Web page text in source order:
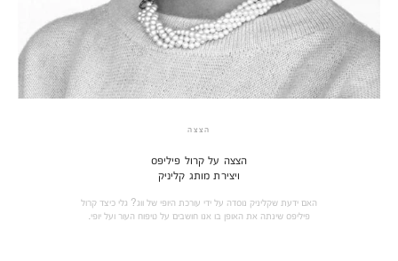
הצצה
הצצה על קרול פיליפס
ויצירת מותג קליניק
האם ידעת שקליניק נוסדה על ידי עורכת היופי של ווג? גלי כיצד קרול
פיליפס שינתה את האופן בו אנו חושבים על טיפוח העור ועל יופי.